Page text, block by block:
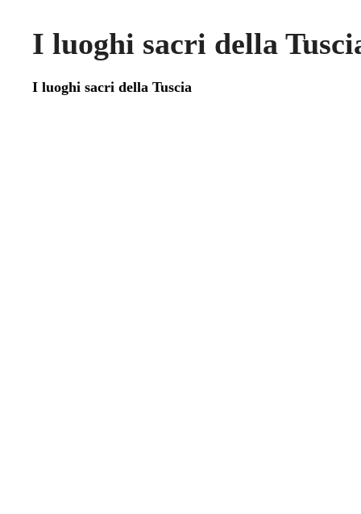
I luoghi sacri della
I luoghi sacri della Tuscia